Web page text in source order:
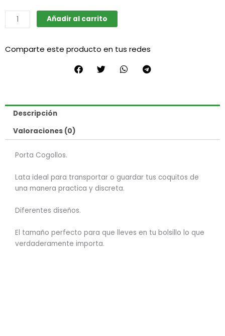
Lata
de
mini
Añadir al carrito
Comparte este producto en tus redes
Descripción
Valoraciones (0)
Porta Cogollos.
Lata ideal para transportar o guardar tus coquitos de
una manera practica y discreta.
Diferentes diseños.
El tamaño perfecto para que lleves en tu bolsillo lo que
verdaderamente importa.